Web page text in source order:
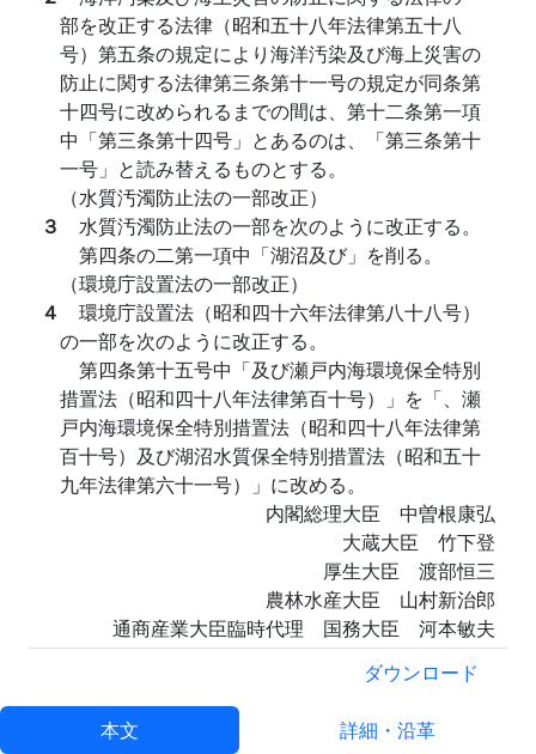
部を改正する法律（昭和五十八年法律第五十八
号）第五条の規定により海洋汚染及び海上災害の
防止に関する法律第三条第十一号の規定が同条第
十四号に改められるまでの間は、第十二条第一項
中「第三条第十四号」とあるのは、「第三条第十
一号」と読み替えるものとする。
（水質汚濁防止法の一部改正）
３ 水質汚濁防止法の一部を次のように改正する。
第四条の二第一項中「湖沼及び」を削る。
（環境庁設置法の一部改正）
４ 環境庁設置法（昭和四十六年法律第八十八号）
の一部を次のように改正する。
第四条第十五号中「及び瀬戸内海環境保全特別
措置法（昭和四十八年法律第百十号）」を「、瀬
戸内海環境保全特別措置法（昭和四十八年法律第
百十号）及び湖沼水質保全特別措置法（昭和五十
九年法律第六十一号）」に改める。
内閣総理大臣 中曽根康弘
大蔵大臣 竹下登
厚生大臣 渡部恒三
農林水産大臣 山村新治郎
通商産業大臣臨時代理 国務大臣 河本敏夫
運輸大臣 細田吉藏
建設大臣 水野清
自治大臣 田川誠一
ダウンロード
本文 詳細・沿革